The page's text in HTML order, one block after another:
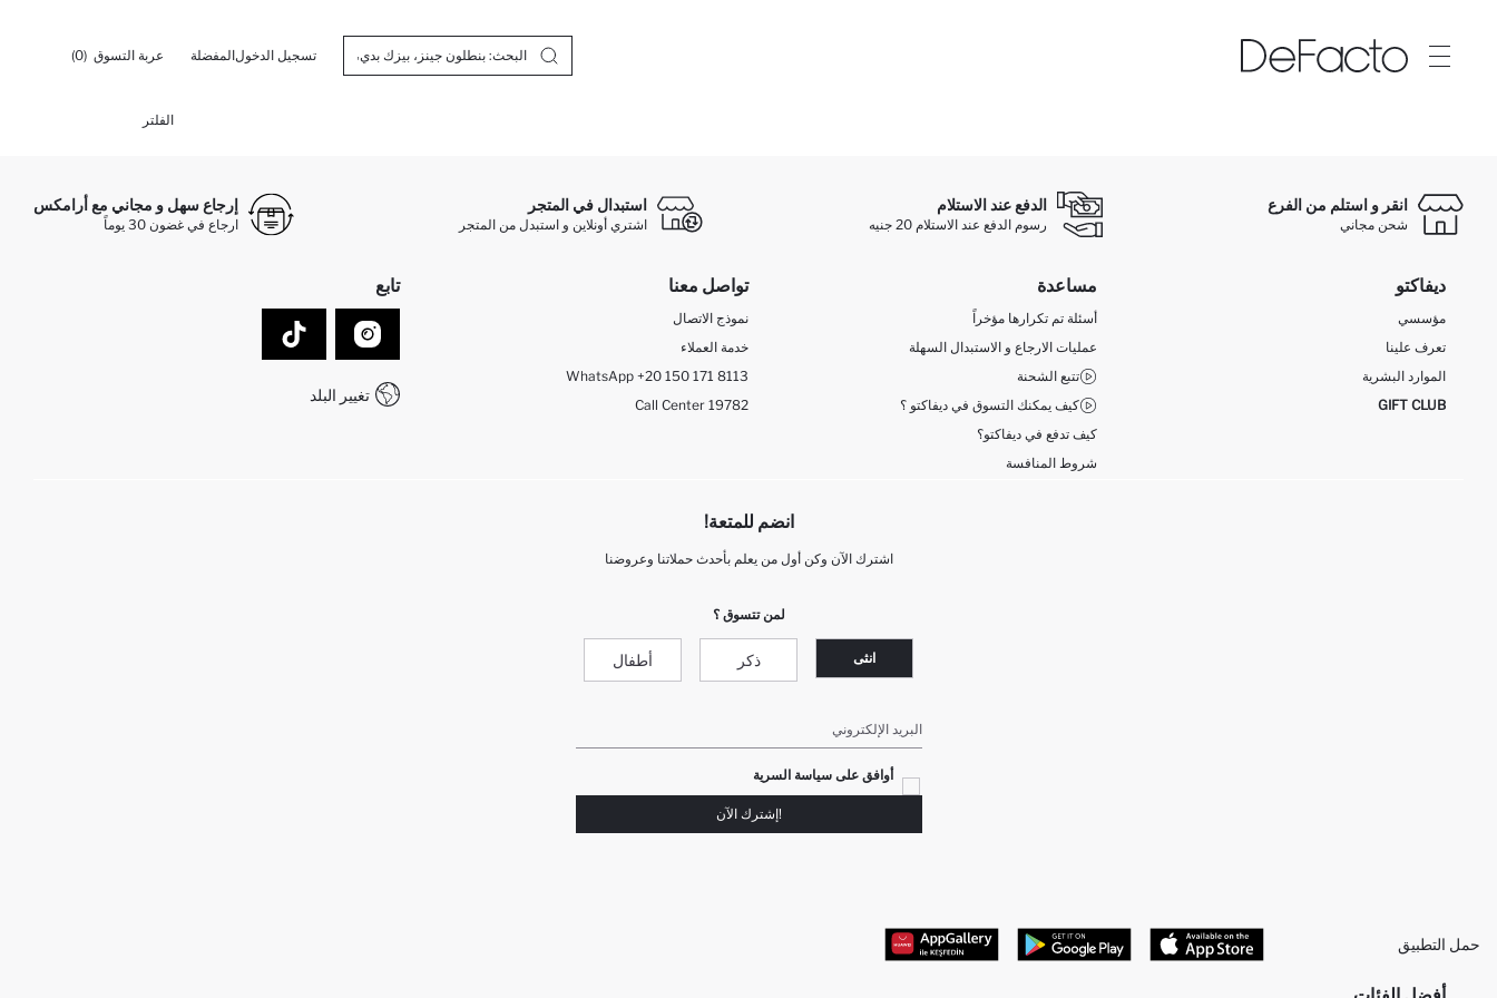
تسجيل الدخولالمفضلة عربة التسوق (0)
الفلتر
انقر و استلم من الفرع
شحن مجاني
الدفع عند الاستلام
رسوم الدفع عند الاستلام 20 جنيه
استبدال في المتجر
اشتري أونلاين و استبدل من المتجر
إرجاع سهل و مجاني مع أرامكس
ارجاع في غضون 30 يوماً
ديفاكتو
مؤسسي
تعرف علينا
الموارد البشرية
GIFT CLUB
مساعدة
أسئلة تم تكرارها مؤخراً
عمليات الارجاع و الاستبدال السهلة
تتبع الشحنة
كيف يمكنك التسوق في ديفاكتو ؟
كيف تدفع في ديفاكتو؟
شروط المنافسة
تواصل معنا
نموذج الاتصال
خدمة العملاء
WhatsApp +20 150 171 8113
Call Center 19782
تابع
تغيير البلد
انضم للمتعة!
اشترك الآن وكن أول من يعلم بأحدث حملاتنا وعروضنا
لمن تتسوق ؟
انثى ذكر أطفال
البريد الإلكتروني
أوافق على سياسة السرية
!إشترك الآن
حمل التطبيق